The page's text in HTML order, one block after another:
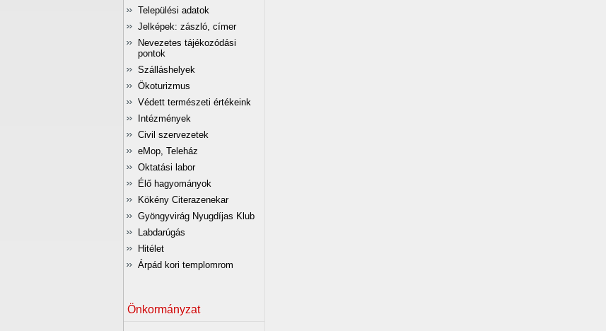
Települési adatok
Jelképek: zászló, címer
Nevezetes tájékozódási
pontok
Szálláshelyek
Ökoturizmus
Védett természeti értékeink
Intézmények
Civil szervezetek
eMop, Teleház
Oktatási labor
Élő hagyományok
Kökény Citerazenekar
Gyöngyvirág Nyugdíjas Klub
Labdarúgás
Hitélet
Árpád kori templomrom
Önkormányzat